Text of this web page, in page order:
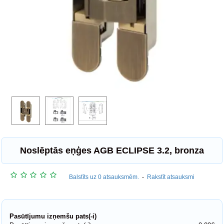
Noslēptās eņģes AGB ECLIPSE 3.2, bronza
Balstīts uz 0 atsauksmēm. - Rakstīt atsauksmi
Pasūtījumu izņemšu pats(-i)